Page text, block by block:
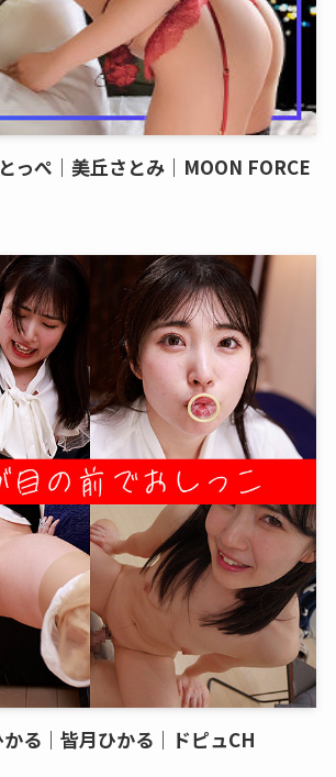
っぺ｜美丘さとみ｜MOON FORCE
る｜皆月ひかる｜ドピュCH